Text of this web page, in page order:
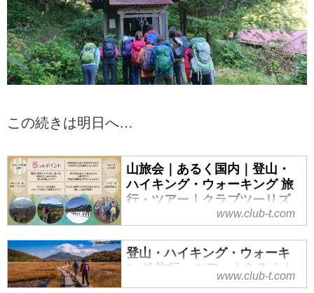
この続きは明日へ…
山旅会｜あるく国内｜登山・
ハイキング・ウォーキング 旅
行・ツアー｜クラブツーリズ
山旅会（ツアー）特集なら、クラ
ブツーリズムにおまかせ！安心で
快適な専属講師と専属添乗員が同
行。入門から上級までレベル、目
www.club-t.com
登山・ハイキング・ウォーキ
ング 旅行・ツアー｜あるく｜
クラブツーリズム
www.club-t.com